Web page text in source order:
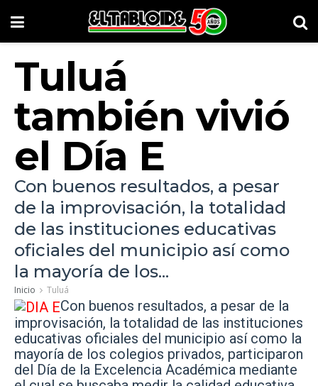
Tuluá
también vivió
el Día E
Con buenos resultados, a pesar
de la improvisación, la totalidad
de las instituciones educativas
oficiales del municipio así como
la mayoría de los...
Inicio Tuluá
Con buenos resultados, a pesar de la
improvisación, la totalidad de las instituciones
educativas oficiales del municipio así como la
mayoría de los colegios privados, participaron
del Día de la Excelencia Académica mediante